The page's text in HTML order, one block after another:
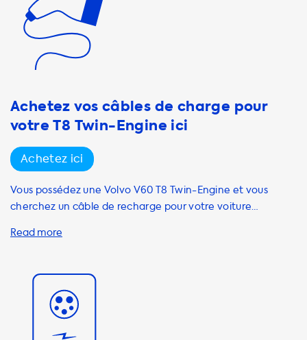
à la vitesse de charge maximale de votre voiture. Si vous
choisissez un produit dont la vitesse de charge est
supérieure à celle de votre voiture, votre voiture ne pourra
pas charger plus rapidement. Il est important de noter que
Twin-Engine est de 3,7 kW. Par cons
Achetez vos câbles de charge pour
votre T8 Twin-Engine ici
Achetez ici
Vous possédez une Volvo V60 T8 Twin-Engine et vous
cherchez un câble de recharge pour votre voiture
Nous vous conseillons d'utiliser un câble de recharge AC de
câble doit être capable de supporter 3 phases et 16
ampères. Nous proposons des câbles de recharge de
marques telles que Onitl, DUOSIDA et Ratio. Tous nos
câbles sont de haute qualité et respectent toutes les